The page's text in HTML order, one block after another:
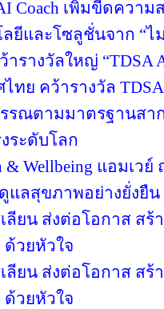
Coach เพิ่มขีดควา
ยีและโซลูชั่นจาก “
รางวัลใหญ่ “TDSA
ทย คว้ารางวัล
รณตามมาตรฐานสา
ระดับโลก
& Wellbeing แอมเ
แลสุขภาพอย่างยั่งยืน
ยน ส่งต่อโอกาส สร้
ด้วยหัวใจ
ยน ส่งต่อโอกาส สร้
ด้วยหัวใจ